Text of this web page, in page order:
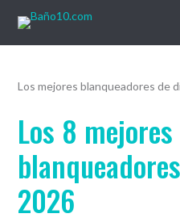
Los mejores blanqueadores de
Los 8 mejores
2026